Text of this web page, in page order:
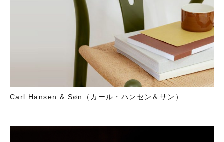
Carl Hansen & Søn（カール・ハンセン＆サン）...